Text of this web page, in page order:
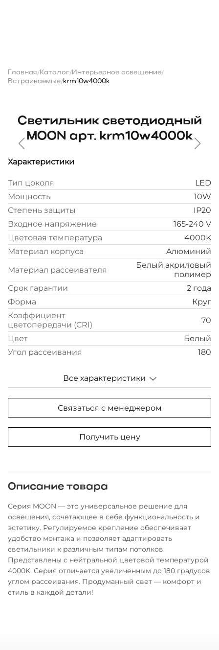
Главная/Каталог/Интерьерное освещение/
Встраиваемые/krm10w4000k
Светильник светодиодный
MOON арт. krm10w4000k
Характеристики
Тип цоколя
LED
Мощность
10W
Степень защиты
IP20
Входное напряжение
165-240 V
Цветовая температура
4000K
Материал корпуса
Aлюминий
Материал рассеивателя
Белый акриловый
полимер
Срок гарантии
2 года
Форма
Круг
Коэффициент
цветопередачи (CRI)
70
Цвет
Белый
Угол рассеивания
180
Все характеристики
Связаться с менеджером
Получить цену
Описание товара
Серия MOON — это универсальное решение для
освещения, сочетающее в себе функциональность и
эстетику. Регулируемое крепление обеспечивает
удобство монтажа и позволяет адаптировать
светильники к различным типам потолков.
Представлены с нейтральной цветовой температурой
4000K. Серия отличается увеличенным до 180 градусов
углом рассеивания. Продуманный свет — комфорт и
стиль в каждой детали!